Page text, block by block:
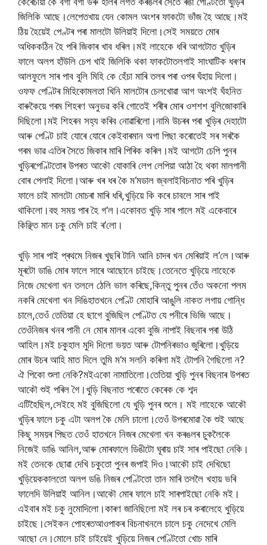
জিলিকি আছে।লেপেতখায় যেন কোমল অংশৰ ফাকটো ভাঁজ হৈ আছে।মই
ঠিয় হৈয়েই পেণ্টৰ পৰা মালটো উলিয়াই দিলো।সেই সময়তে মোৰ
অধিককঠিন হৈ পৰি জিকাৰ খাব ধৰিল।মই লাহেকে ধৰি আগটোত খুড়িৰ
ফালে অলপ হাঁউলি চেপ খাই জিলিকি থকা ফাকটোতলগাই সাংঘাটিক ধৰণৰ
আলফুলে সাৰ পাব বুলি মিহি কে হেঁচা মাৰি তলৰ পৰা ওপৰ ঘঁহায় দিলো।
ওফফ পেণ্টিৰ মিহিকোমলতা খিনি মালটোৰ চেলখোৱা আগ অংশই ঘঁহনিত
বাৰুকৈয়ে গৰম শিহৰণ অনুভৱ কৰি গোতেই শৰীৰ মোৰ ওশশশ বুলিজোকাৰি
দিছিলো।মই শিহৰন সহ্য কৰিব নোৱাৰিলো।নামি উচৰৰ পৰা খুড়িৰ দেহাটো
আৰু পেণ্টি চাই যোৰে যোৰে কেইবাৰমান অগা পিছা কৰোতেই সৰ সৰকৈ
গৰম ভাৱ এতিৰ সৈতে জিকাৰ মাৰি পিৰিক কৰিল।মই আগটো চেপি পুনৰ
খুড়িৰপেণ্টিতোৰ উপৰত আকৌ যোকাৰি লেপ লেপিয়া আঠা হৈ থকা মালপানী
বোৰ পেলাই দিলো।আৰু খৰ ধৰ কৈ ম‘মডাল জ্বলাইবিচনাত পৰি খুড়িৰ
ফালে চাই মালটো মোচৰা মাৰি ধৰি,খুড়িয়ে কি কৰে চাবলে সাৰ পাই
থাকিলো।বহু সময় পাৰ হৈ গ‘ল।একোবত খুড়ি সাৰ পালে মই একেবাৰে
কিঞ্ছিত মান চকু মেলি চাই ৰ‘লো।
খুড়ি সাৰ পাই প্ৰথমে নিজৰ খুছৰি টানি আনি চাদৰ খন মেৰিয়াই ল‘লে।আৰু
মূৰটো ডাঙি মোৰ ফালে সাৰে আছোনে চাইছে।তেনেতে খুড়িয়ে লাহেকে
নিজে মেখেলা খন তললে ঠেলি ভাল কৰিছে,কিন্তু পুনৰ তেঁও অকনো পলম
নকৰি মেখেলা খন দিঙিহাতখনে পেণ্টি মোহাৰি আঙুলি নাকত লগায় গোন্ধি
চালে,তেওঁ তেতিয়া হে ছাগে বুজিছিল পেণ্টিত যে পনীৰে ভিজি আছে।
তেওঁনিজৰ খনৰ পানী নে মোৰ মালৰ একো বুজি নাপাই বিছনাৰ পৰা উঠি
আহিল।মই চকুহাল মুদি দিলো ভয়ত আৰু টোপনিৰভাও জুৰিলো।খুড়িয়ে
মোৰ উচৰ আহি মাত দিলে তুমি ম‘ম সলনি কৰিলা মই টোপনি গৈছিলো ন?
ঐ পিকো শুলা নেকি?মইএকো নামাতিলো।তেতিয়া খুড়ি পুনৰ বিছনাৰ উপৰত
আকৌ শুই পৰিল গৈ।খুড়ি বিছনাত পৰোতে কেৰেক কে শব্দ
এটিহৈছিল,সেইহে মই বুজিছিলো যে খুড়ি পুনৰ শুলে। মই লাহেকে আকৌ
খুড়িৰ ফালে চকু এটা অলপ কৈ মেলি চালো।তেওঁ উপৰমোৱা কৈ শুই আছে
কিছু সময়ৰ পিছত তেওঁ হাতখনে নিজৰ মেখেলা খন কৰঙলৰ চুকলৈকে
নিজেই ডাঙি আনিল,আৰু মোৰফালে ডিঙীটো ঘূৰায় চাই সাৰ পাইছো নেকি।
মই তেনকে ছোৱা দেখি চকুতো পুনৰ জপাই দিও।আকৌ চাই দেখিছো
খুড়িয়েককালতো অলপ ডঙি নিজৰ পেণ্টিতো তান মাৰি তললৈ খহায় ভৰি
ফালেদি উলিয়াই আনিল।আকৌ মোৰ ফালে চাই সাৰপাইছো নেকি মই।
এইবাৰ মই চকু নুমোদিলো।কাৰণ জানিছিলো মই লৰ চৰ কৰালেহে খুড়িয়ে
চাইছে।সেইকন পোহৰতআওপাকৰ বিচনাখনলে চালে চকু নেদেখে মেলি
আছো নে।মোলে চাই চাইয়েই খুড়িয়ে নিজৰ পেণ্টিতো খোচ মাৰি